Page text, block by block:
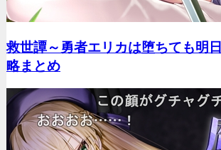
救世譚～勇者エリカは堕ちても明
略まとめ